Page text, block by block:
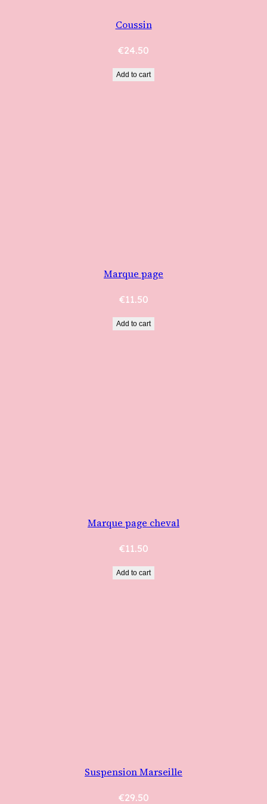
Coussin
€24.50
Add to cart
Marque page
€11.50
Add to cart
Marque page cheval
€11.50
Add to cart
Suspension Marseille
€29.50